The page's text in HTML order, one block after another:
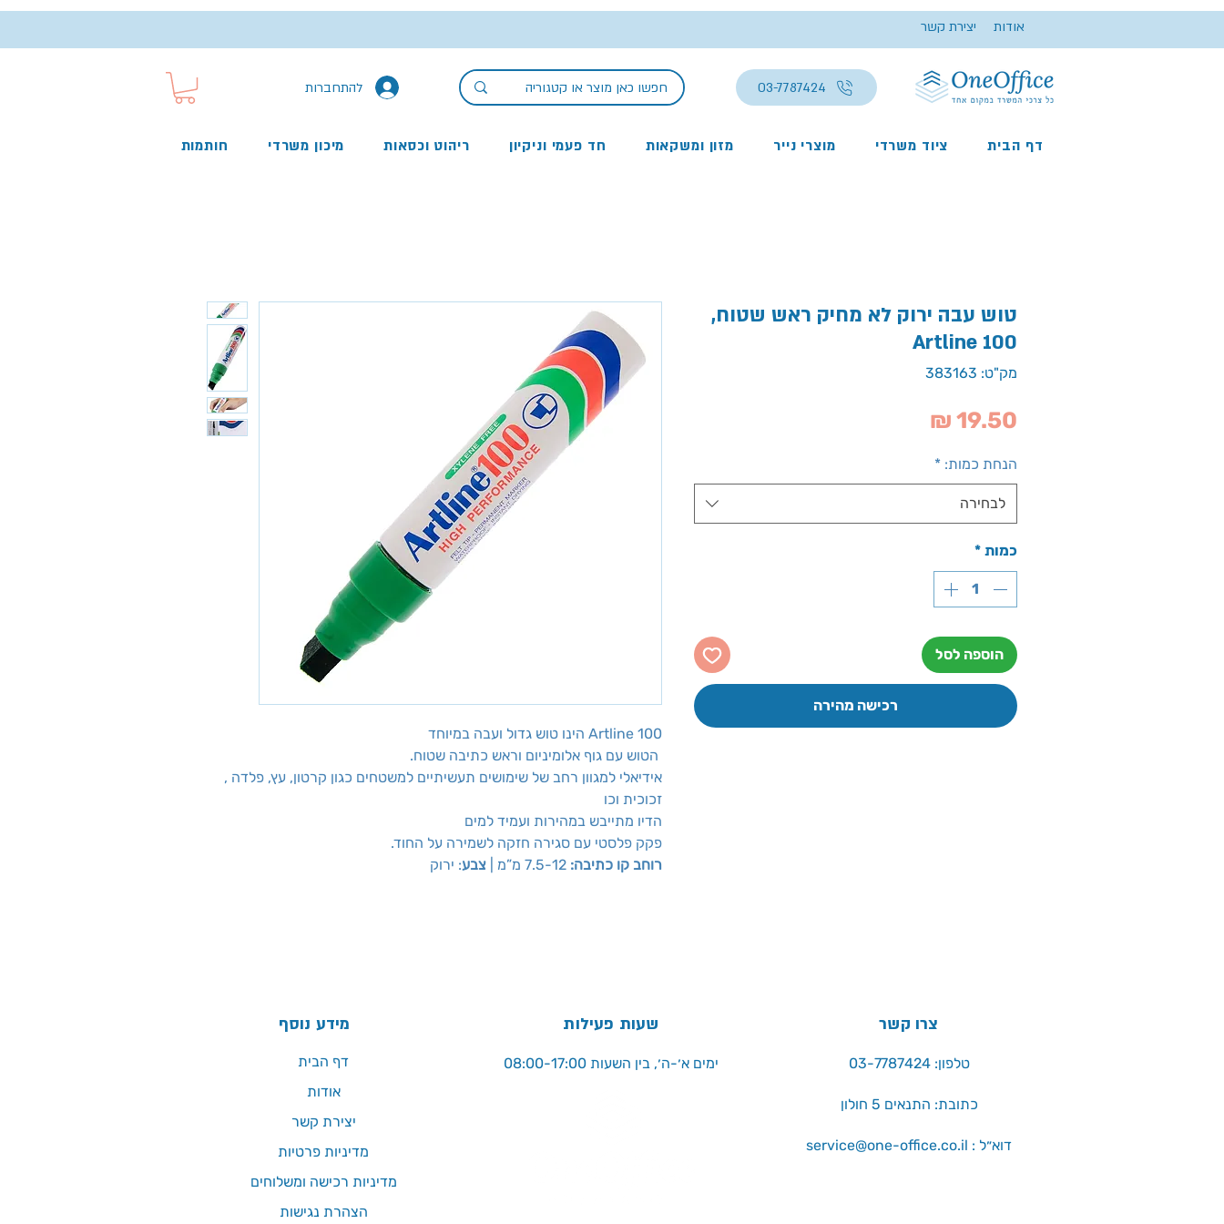
יצירת קשר אודות
להתחברות 03-7787424
דף הבית ציוד משרדי מוצרי נייר מזון ומשקאות חד פעמי וניקיון ריהוט וכסאות מיכון משרדי חותמות
Artline 100 הינו טוש גדול ועבה במיוחד
הטוש עם גוף אלומיניום וראש כתיבה שטוח.
אידיאלי למגוון רחב של שימושים תעשיתיים למשטחים כגון קרטון, עץ, פלדה ,
זכוכית וכו
הדיו מתייבש במהירות ועמיד למים
פקק פלסטי עם סגירה חזקה לשמירה על החוד.
רוחב קו כתיבה:
צבע: ירוק
טוש עבה ירוק לא מחיק ראש שטוח,
Artline 100
מק"ט: 383163
הנחת כמות: *
לבחירה
כמות *
הוספה לסל
רכישה מהירה
מידע נוסף שעות פעילות
ימים א׳-ה׳, בין השעות 08:00-17:00
צרו קשר
טלפון: 03-7787424
כתובת: התנאים 5 חולון
service@one-office.co.il : דוא״ל
דף הבית
אודות
יצירת קשר
מדיניות פרטיות
מדיניות רכישה ומשלוחים
הצהרת נגישות